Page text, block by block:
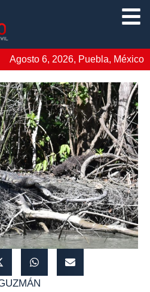
Agosto 6, 2026, Puebla, México